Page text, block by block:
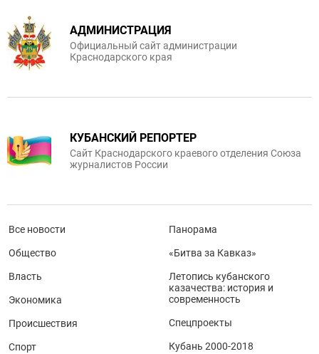
АДМИНИСТРАЦИЯ
Официальный сайт администрации
Краснодарского края
КУБАНСКИЙ РЕПОРТЕР
Сайт Краснодарского краевого отделения Союза
журналистов России
Все новости
Общество
Власть
Экономика
Происшествия
Спорт
Панорама
«Битва за Кавказ»
Летопись кубанского
казачества: история и
современность
Спецпроекты
Кубань 2000-2018